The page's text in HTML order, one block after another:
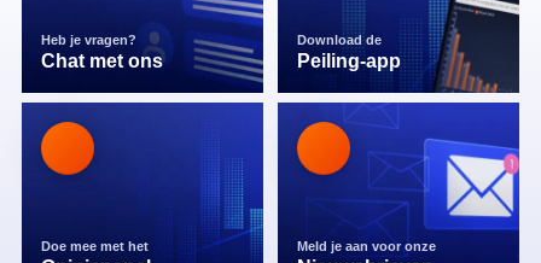
Heb je vragen?
Chat met ons
Download de
Peiling-app
Doe mee met het Meld je aan voor onze